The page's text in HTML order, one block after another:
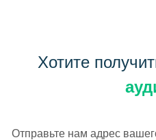
Хотите
Отправьте нам адрес